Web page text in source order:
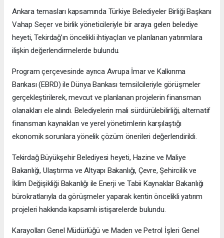
Ankara temasları kapsamında Türkiye Belediyeler Birliği Başkanı
Vahap Seçer ve birlik yöneticileriyle bir araya gelen belediye
heyeti, Tekirdağ’ın öncelikli ihtiyaçları ve planlanan yatırımlara
ilişkin değerlendirmelerde bulundu.
Program çerçevesinde ayrıca Avrupa İmar ve Kalkınma
Bankası (EBRD) ile Dünya Bankası temsilcileriyle görüşmeler
gerçekleştirilerek, mevcut ve planlanan projelerin finansman
olanakları ele alındı. Belediyelerin mali sürdürülebilirliği, alternatif
finansman kaynakları ve yerel yönetimlerin karşılaştığı
ekonomik sorunlara yönelik çözüm önerileri değerlendirildi.
Tekirdağ Büyükşehir Belediyesi heyeti, Hazine ve Maliye
Bakanlığı, Ulaştırma ve Altyapı Bakanlığı, Çevre, Şehircilik ve
İklim Değişikliği Bakanlığı ile Enerji ve Tabii Kaynaklar Bakanlığı
bürokratlarıyla da görüşmeler yaparak kentin öncelikli yatırım
projeleri hakkında kapsamlı istişarelerde bulundu.
Karayolları Genel Müdürlüğü ve Maden ve Petrol İşleri Genel